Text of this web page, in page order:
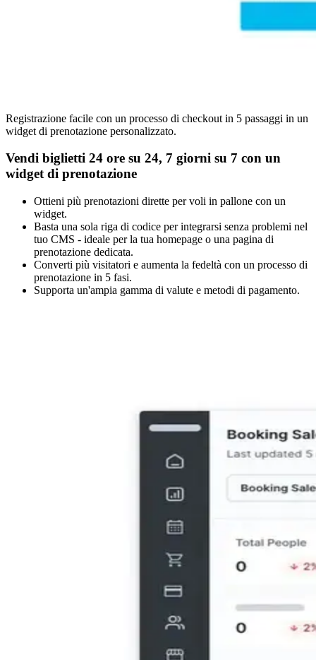
Registrazione facile con un processo di checkout in 5 passaggi in un
widget di prenotazione personalizzato.
Vendi biglietti 24 ore su 24, 7 giorni su 7 con un
widget di prenotazione
Ottieni più prenotazioni dirette per voli in pallone con un
widget.
Basta una sola riga di codice per integrarsi senza problemi nel
tuo CMS - ideale per la tua homepage o una pagina di
prenotazione dedicata.
Converti più visitatori e aumenta la fedeltà con un processo di
prenotazione in 5 fasi.
Supporta un'ampia gamma di valute e metodi di pagamento.